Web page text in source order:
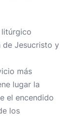
litúrgico
de Jesucristo y
más
lugar la
el encendido
los